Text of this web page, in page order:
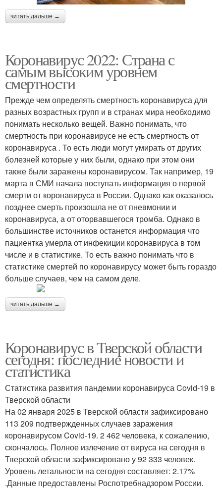
читать дальше →
Коронавирус 2022: Страна с
самым высоким уровнем
смертности
Прежде чем определять смертность коронавируса для
разных возрастных групп и в странах мира необходимо
понимать несколько вещей. Важно понимать, что
смертность при коронавирусе не есть смертность от
коронавируса . То есть люди могут умирать от других
болезней которые у них были, однако при этом они
также были заражены коронавирусом. Так например, 19
марта в СМИ начала поступать информация о первой
смерти от коронавируса в России. Однако как оказалось
позднее смерть произошла не от пневмонии и
коронавируса, а от оторвавшегося тромба. Однако в
большинстве источников останется информация что
пациентка умерла от инфекиции коронавируса в том
числе и в статистике. То есть важно понимать что в
статистике смертей по коронавирусу может быть гораздо
больше случаев, чем на самом деле.
читать дальше →
Коронавирус в Тверской области
сегодня: последние новости и
статистика
Статистика развития пандемии коронавируса Covid-19 в
Тверской области
На 02 января 2025 в Тверской области зафиксировано
113 209 подтвержденных случаев заражения
коронавирусом Covid-19. 2 462 человека, к сожалению,
скончалось. Полное излечение от вируса на сегодня в
Тверской области зафиксировано у 92 333 человек.
Уровень летальности на сегодня составляет: 2.17%
.Данные предоставлены Роспотребнадзором России.